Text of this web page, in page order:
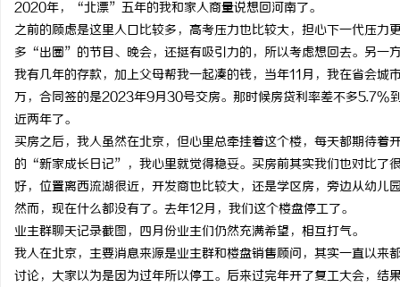
2020年，“北漂”五年的我和家人商量说想回河南了。
之前的顾虑是这里人口比较多，高考压力也比较大，担心下一代压
多“出圈”的节目、晚会，还挺有吸引力的，所以考虑想回去。另一
我有几年的存款，加上父母帮我一起凑的钱，当年11月，我在省会
万，合同签的是2023年9月30号交房。那时候房贷利率差不多5.7%
近两年了。
买房之后，我人虽然在北京，但心里总牵挂着这个楼，每天都期待着
的“新家成长日记”，我心里就觉得稳妥。买房前其实我们也对比了
好，位置离西流湖很近，开发商也比较大，还是学区房，旁边从幼儿
然而，现在什么都没有了。去年12月，我们这个楼盘停工了。
业主群聊天记录截图，四月份业主们仍然充满希望，相互打气。
我人在北京，主要消息来源是业主群和楼盘销售顾问，其实一直以
讨论，大家以为是因为过年所以停工。后来过完年开了复工大会，